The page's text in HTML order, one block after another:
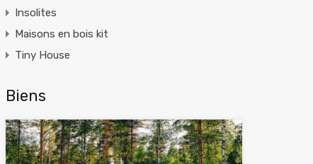
Insolites
Maisons en bois kit
Tiny House
Biens